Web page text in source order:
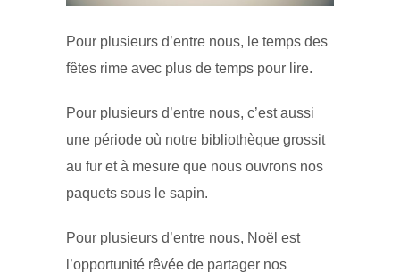
Pour plusieurs d’entre nous, le temps des
fêtes rime avec plus de temps pour lire.
Pour plusieurs d’entre nous, c’est aussi
une période où notre bibliothèque grossit
au fur et à mesure que nous ouvrons nos
paquets sous le sapin.
Pour plusieurs d’entre nous, Noël est
l’opportunité rêvée de partager nos